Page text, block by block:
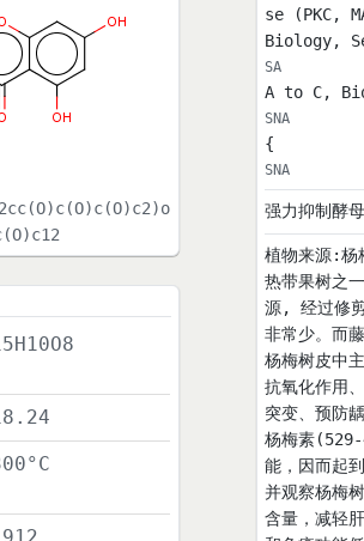
se (PKC,
Biology,
SA
A to C,
SNA
{
SNA
强力抑制酵
植物来源:杨
热带果树之
源, 经过修
非常少。而
杨梅树皮中
抗氧化作用
突变、预防
杨梅素(529-
能，因而起
并观察杨梅
含量，减轻